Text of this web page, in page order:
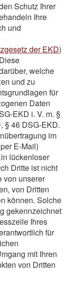
Schutz Ihrer
Ihre
und
der EKD)
welche
und zu
für
Daten
EKD i. V. m. §
§ 46 DSG-EKD.
im
E-Mail)
lückenloser
Dritte ist nicht
von unserer
von Dritten
können. Solche
gekennzeichnet
Ihres
für
mit Ihren
von Dritten